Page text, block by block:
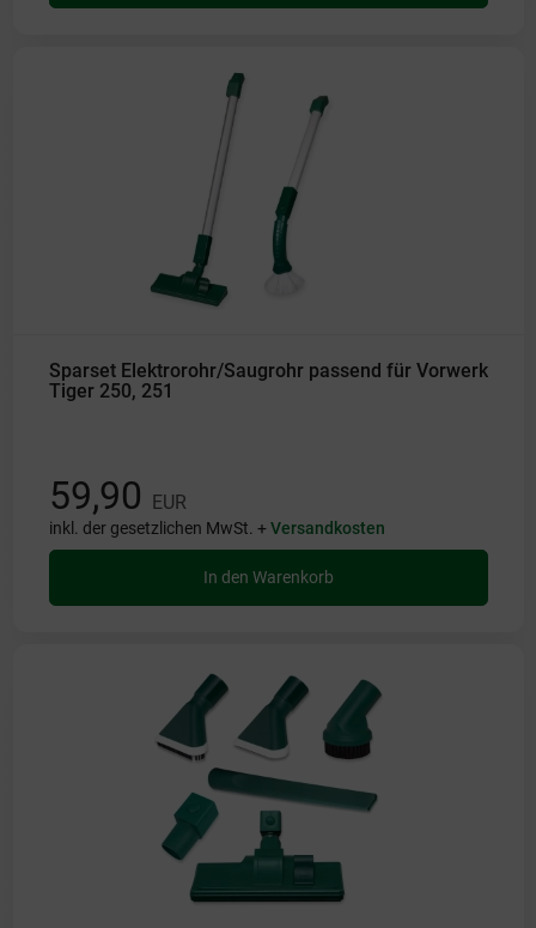
Sparset Elektrorohr/Saugrohr passend für Vorwerk
Tiger 250, 251
59,90 EUR
inkl. der gesetzlichen MwSt. +Versandkosten
In den Warenkorb